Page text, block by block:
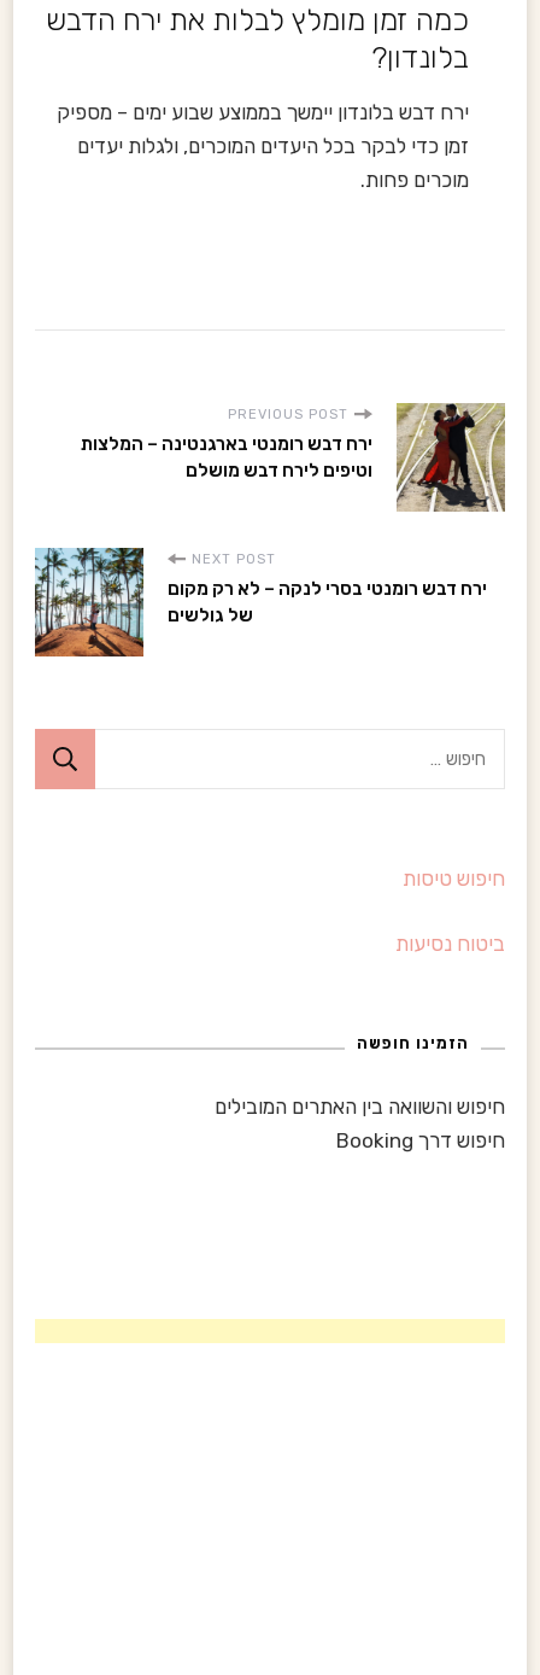
כמה זמן מומלץ לבלות את ירח הדבש
בלונדון?
ירח דבש בלונדון יימשך בממוצע שבוע ימים – מספיק
זמן כדי לבקר בכל היעדים המוכרים, ולגלות יעדים
מוכרים פחות.
P
o
t
v
g
a
i
o
n
PREVIOUS POST
ירח דבש רומנטי בארגנטינה – המלצות
וטיפים לירח דבש מושלם
NEXT POST
ירח דבש רומנטי בסרי לנקה – לא רק מקום
של גולשים
ש
חיפוש טיסות
ביטוח נסיעות
הזמינו חופשה
חיפוש והשוואה בין האתרים המובילים
חיפוש דרך Booking